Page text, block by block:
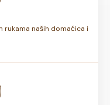
rukama naših domaćica i